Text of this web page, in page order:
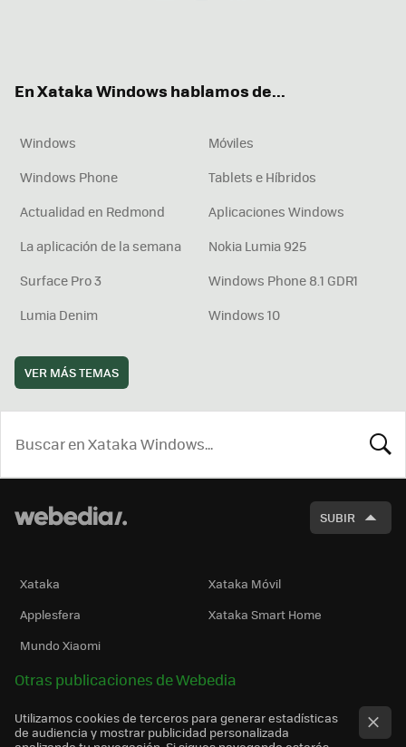
En Xataka Windows hablamos de...
Windows
Móviles
Windows Phone
Tablets e Híbridos
Actualidad en Redmond
Aplicaciones Windows
La aplicación de la semana
Nokia Lumia 925
Surface Pro 3
Windows Phone 8.1 GDR1
Lumia Denim
Windows 10
VER MÁS TEMAS
SUBIR
Xataka
Xataka Móvil
Applesfera
Xataka Smart Home
Mundo Xiaomi
Otras publicaciones de Webedia
Utilizamos cookies de terceros para generar estadísticas
de audiencia y mostrar publicidad personalizada